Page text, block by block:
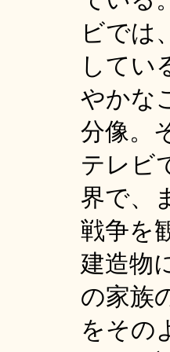
ビでは
してい
やかな
分像。
テレビ
界で、
戦争を
建造物
の家族
をその